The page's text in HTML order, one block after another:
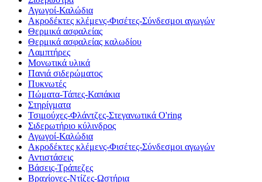
Αγωγοί-Καλώδια
Ακροδέκτες κλέμενς-Φισέτες-Σύνδεσμοι αγωγών
Θερμικά ασφαλείας
Θερμικά ασφαλείας καλωδίου
Λαμπτήρες
Μονωτικά υλικά
Πανιά σιδερώματος
Πυκνωτές
Πώματα-Τάπες-Καπάκια
Στηρίγματα
Τσιμούχες-Φλάντζες-Στεγανωτικά O'ring
Σιδερωτήριο κύλινδρος
Αγωγοί-Καλώδια
Ακροδέκτες κλέμενς-Φισέτες-Σύνδεσμοι αγωγών
Αντιστάσεις
Βάσεις-Τράπεζες
Βραχίονες-Ντίζες-Ωστήρια